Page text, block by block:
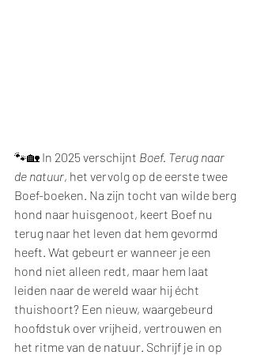
🐾🏡 In 2025 verschijnt Boef. Terug naar
de natuur, het vervolg op de eerste twee
Boef-boeken. Na zijn tocht van wilde berg
hond naar huisgenoot, keert Boef nu
terug naar het leven dat hem gevormd
heeft. Wat gebeurt er wanneer je een
hond niet alleen redt, maar hem laat
leiden naar de wereld waar hij écht
thuishoort? Een nieuw, waargebeurd
hoofdstuk over vrijheid, vertrouwen en
het ritme van de natuur. Schrijf je in op